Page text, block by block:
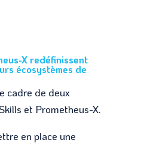
X redéfinissent
écosystèmes de
cadre de deux
et Prometheus-X.
en place une